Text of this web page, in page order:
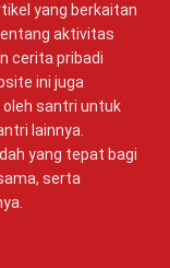
yang berkaitan
aktivitas
cerita pribadi
ini juga
oleh santri untuk
lainnya.
yang tepat bagi
serta